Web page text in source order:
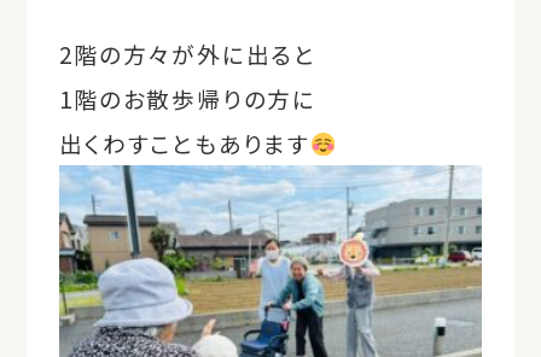
2階の方々が外に出ると
1階のお散歩帰りの方に
出くわすこともあります